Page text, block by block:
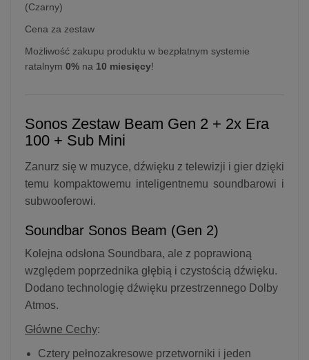
(Czarny)
Cena za zestaw
Możliwość zakupu produktu w bezpłatnym systemie
ratalnym 0% na 10 miesięcy!
Sonos Zestaw Beam Gen 2 + 2x Era
100 + Sub Mini
Zanurz się w muzyce, dźwięku z telewizji i gier dzięki
temu kompaktowemu inteligentnemu soundbarowi i
subwooferowi.
Soundbar Sonos Beam (Gen 2)
Kolejna odsłona Soundbara, ale z poprawioną
względem poprzednika głębią i czystością dźwięku.
Dodano technologię dźwięku przestrzennego Dolby
Atmos.
Główne Cechy:
Cztery pełnozakresowe przetworniki i jeden